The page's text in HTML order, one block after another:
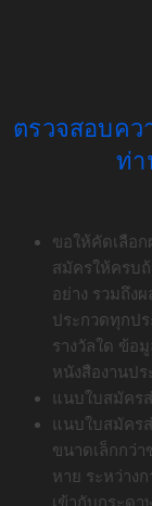
ตรวจสอบคว
ท่า
ขอให้คัดเลือ
สมัครให้ครบ
อย่าง รวมถึง
ประกวดทุกป
รางวัลใด ข้อ
หนังสืองานป
แนบใบสมัคร
แนบใบสมัคร
ขนาดเล็กกว่
หาย ระหว่าง
เข้ากับกระด